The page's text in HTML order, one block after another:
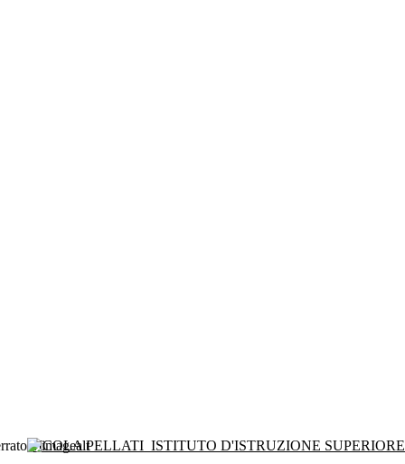
NICOLA PELLATI ISTITUTO D'ISTRUZIONE SUPERIORE